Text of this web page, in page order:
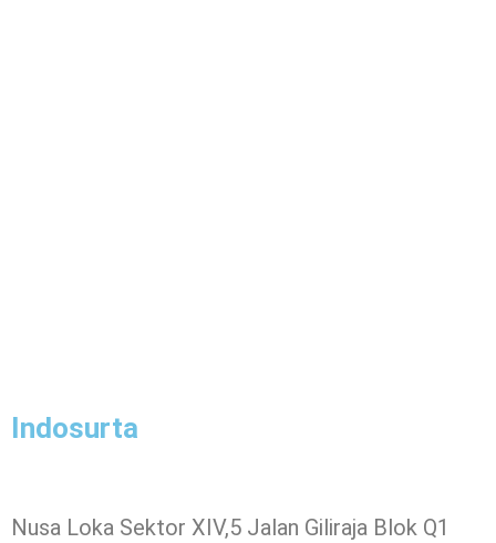
Indosurta
Nusa Loka Sektor XIV,5 Jalan Giliraja Blok Q1